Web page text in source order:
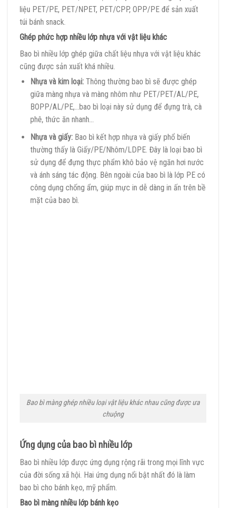
liệu PET/PE, PET/NPET, PET/CPP, OPP/PE để sản xuất
túi bánh snack.
Ghép phức hợp nhiều lớp nhựa với vật liệu khác
Bao bì nhiều lớp ghép giữa chất liệu nhựa với vật liệu khác
cũng được sản xuất khá nhiều.
Nhựa và kim loại:Thông thường bao bì sẽ được ghép
giữa màng nhựa và màng nhôm như PET/PET/AL/PE,
BOPP/AL/PE,…bao bì loại này sử dụng để đựng trà, cà
phê, thức ăn nhanh…
Nhựa và giấy:Bao bì kết hợp nhựa và giấy phổ biến
thường thấy là Giấy/PE/Nhôm/LDPE. Đây là loại bao bì
sử dụng để đựng thực phẩm khô bảo vệ ngăn hơi nước
và ánh sáng tác động. Bên ngoài của bao bì là lớp PE có
công dụng chống ẩm, giúp mực in dễ dàng in ấn trên bề
mặt của bao bì.
Bao bì màng ghép nhiều loại vật liệu khác nhau cũng được ưa
chuộng
Ứng dụng của bao bì nhiều lớp
Bao bì nhiều lớp được ứng dụng rộng rãi trong mọi lĩnh vực
của đời sống xã hội. Hai ứng dụng nổi bật nhất đó là làm
bao bì cho bánh kẹo, mỹ phẩm.
Bao bì màng nhiều lớp bánh kẹo